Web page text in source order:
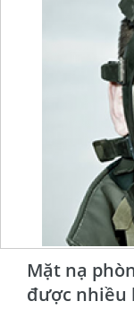
Mặt nạ
được nhiều